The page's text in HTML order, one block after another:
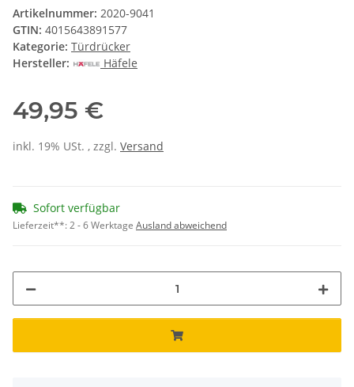
Artikelnummer: 2020-9041
GTIN: 4015643891577
Kategorie: Türdrücker
Hersteller:
Häfele
49,95 €
inkl. 19% USt. , zzgl. Versand
Sofort verfügbar
Lieferzeit**:2 - 6 Werktage Ausland abweichend